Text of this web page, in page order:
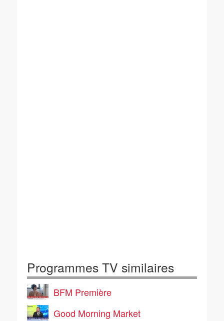
Programmes TV similaires
BFM Première
Good Morning Market